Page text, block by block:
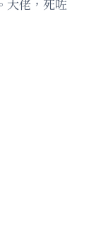
大佬，死咗